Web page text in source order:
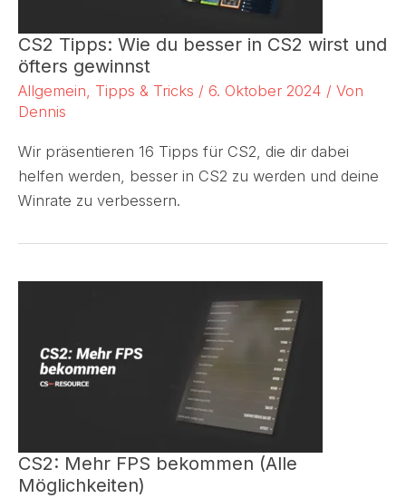
CS2 Tipps: Wie du besser in CS2 wirst und
öfters gewinnst
Allgemein Tipps & Tricks / 6. Oktober 2024 / Von
Dennis
Wir präsentieren 16 Tipps für CS2, die dir dabei
helfen werden, besser in CS2 zu werden und deine
Winrate zu verbessern.
CS2: Mehr FPS bekommen (Alle
Möglichkeiten)